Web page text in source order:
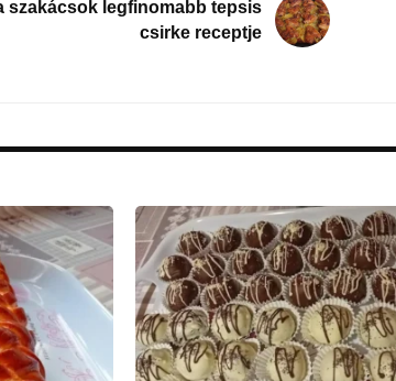
szakácsok legfinomabb tepsis
csirke receptje